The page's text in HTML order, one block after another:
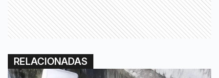
RELACIONADAS